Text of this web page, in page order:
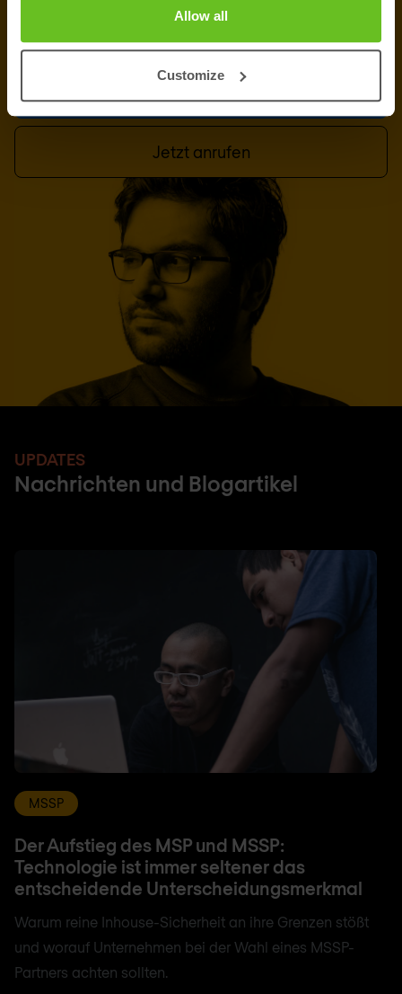
Allow all
Customize
Herausforderungen oder andere Anfragen zu
erfahren.
Jetzt anrufen
UPDATES
Nachrichten und Blogartikel
MSSP
Der Aufstieg des MSP und MSSP:
Technologie ist immer seltener das
entscheidende Unterscheidungsmerkmal
Warum reine Inhouse-Sicherheit an ihre Grenzen stößt
und worauf Unternehmen bei der Wahl eines MSSP-
Partners achten sollten.